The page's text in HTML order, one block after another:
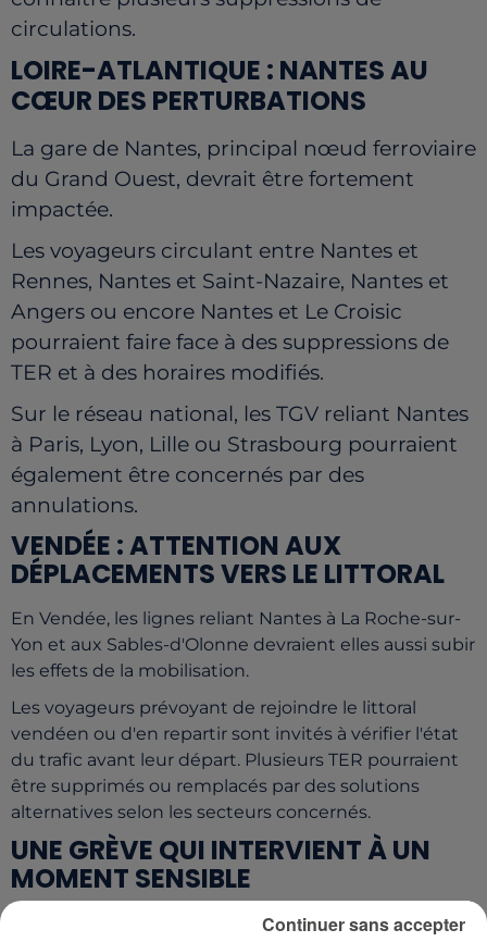
circulations.
LOIRE-ATLANTIQUE : NANTES AU
CŒUR DES PERTURBATIONS
La gare de Nantes, principal nœud ferroviaire
du Grand Ouest, devrait être fortement
impactée.
Les voyageurs circulant entre Nantes et
Rennes, Nantes et Saint-Nazaire, Nantes et
Angers ou encore Nantes et Le Croisic
pourraient faire face à des suppressions de
TER et à des horaires modifiés.
Sur le réseau national, les TGV reliant Nantes
à Paris, Lyon, Lille ou Strasbourg pourraient
également être concernés par des
annulations.
VENDÉE : ATTENTION AUX
DÉPLACEMENTS VERS LE LITTORAL
En Vendée, les lignes reliant Nantes à La Roche-sur-
Yon et aux Sables-d'Olonne devraient elles aussi subir
les effets de la mobilisation.
Les voyageurs prévoyant de rejoindre le littoral
vendéen ou d'en repartir sont invités à vérifier l'état
du trafic avant leur départ. Plusieurs TER pourraient
être supprimés ou remplacés par des solutions
alternatives selon les secteurs concernés.
UNE GRÈVE QUI INTERVIENT À UN
MOMENT SENSIBLE
Cette journée de mobilisation intervient à
Continuer sans accepter